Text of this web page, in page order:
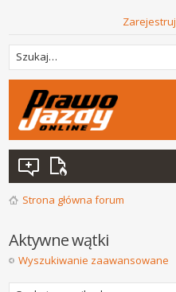
Zarejestruj
Strona główna forum
Aktywne wątki
Wyszukiwanie zaawansowane